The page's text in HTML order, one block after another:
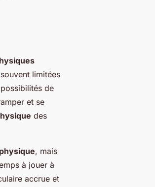
limitées
de
et se
des
, mais
à jouer à
accrue et